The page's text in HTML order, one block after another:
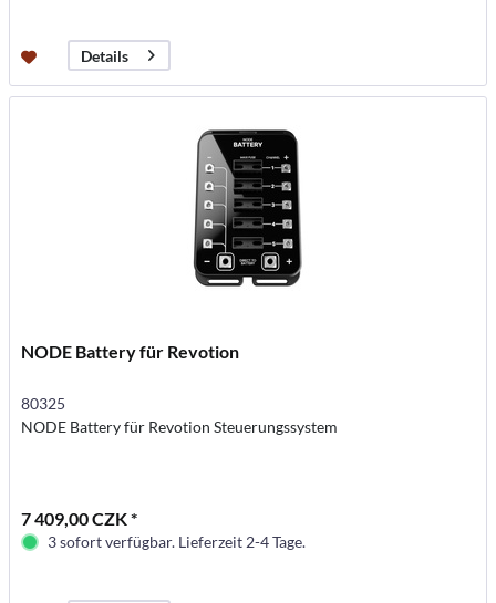
Details
NODE Battery für Revotion
80325
NODE Battery für Revotion Steuerungssystem
7 409,00 CZK *
3 sofort verfügbar. Lieferzeit 2-4 Tage.